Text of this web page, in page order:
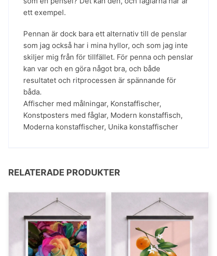
ett exempel.
Pennan är dock bara ett alternativ till de penslar
som jag också har i mina hyllor, och som jag inte
skiljer mig från för tillfället. För penna och penslar
kan var och en göra något bra, och både
resultatet och ritprocessen är spännande för
båda.
Affischer med målningar, Konstaffischer,
Konstposters med fåglar, Modern konstaffisch,
Moderna konstaffischer, Unika konstaffischer
RELATERADE PRODUKTER